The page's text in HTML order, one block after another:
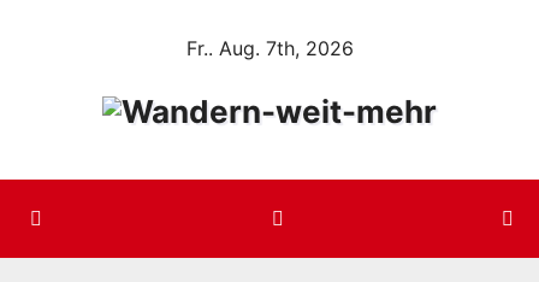
Fr.. Aug. 7th, 2026